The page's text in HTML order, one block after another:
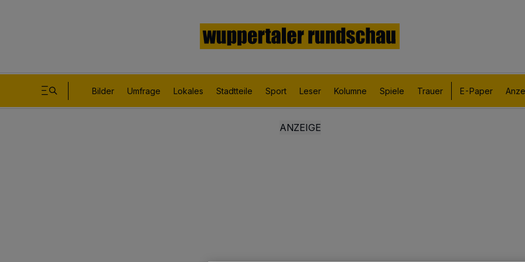
Bilder Umfrage Lokales Stadtteile Sport Leser Kolumne Spiele Trauer E-Paper